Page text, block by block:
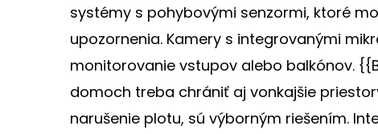
systémy s pohybovými senzormi, ktoré
upozornenia. Kamery s integrovanými
monitorovanie vstupov alebo balkónov.
domoch treba chrániť aj vonkajšie
narušenie plotu, sú výborným riešením.